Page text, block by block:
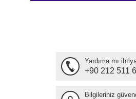
Yardıma mı
+90 212 511
Bilgileriniz